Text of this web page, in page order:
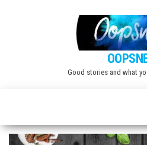
Good stories and what